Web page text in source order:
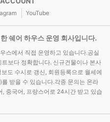
YouTube
쉐어 하우스 운영 회사입니다.
스에서 직접 운영하고 있습니다.공실
보다 정확합니다. 신규건물이나 본사
도 수시로 갱신, 회원등록으로 월세에
받을 수 있습니다.각종 문의는 온라
중국어, 프랑스어로 24시간 받고 있습